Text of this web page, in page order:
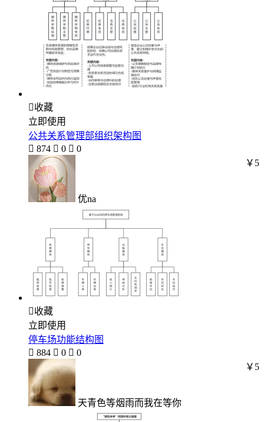
收藏
立即使用
公共关系管理部组织架构图
 874  0  0
优na
￥5
收藏
立即使用
停车场功能结构图
 884  0  0
天青色等烟雨而我在等你
￥5